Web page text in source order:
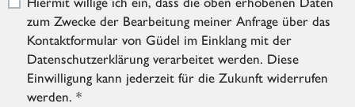
zum Zwecke der Bearbeitung meiner Anfrage über das
Kontaktformular von Güdel im Einklang mit der
Datenschutzerklärung verarbeitet werden. Diese
Einwilligung kann jederzeit für die Zukunft widerrufen
werden. *